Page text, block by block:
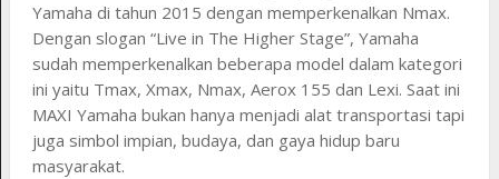
Yamaha di tahun 2015 dengan memperkenalkan Nmax.
Dengan slogan “Live in The Higher Stage”, Yamaha
sudah memperkenalkan beberapa model dalam kategori
ini yaitu Tmax, Xmax, Nmax, Aerox 155 dan Lexi. Saat ini
MAXI Yamaha bukan hanya menjadi alat transportasi tapi
juga simbol impian, budaya, dan gaya hidup baru
masyarakat.